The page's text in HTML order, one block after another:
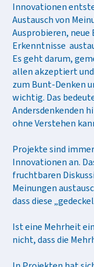
Innovationen
Austausch von
Ausprobieren, neue
Erkenntnisse
Es geht darum,
allen akzeptiert
zum Bunt-Denken
wichtig. Das
Andersdenkenden
ohne Verstehen
Projekte sind
Innovationen an.
fruchtbaren
Meinungen
dass diese
Ist eine Mehrheit
nicht, dass die